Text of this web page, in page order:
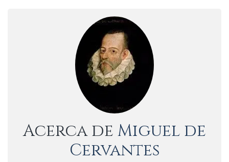
Acerca de Miguel de
Cervantes